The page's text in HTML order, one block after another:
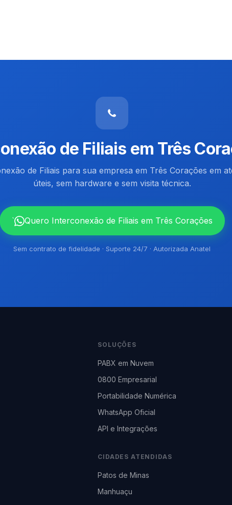
de Filiais em Três
de Filiais para sua empresa em Três Corações em
úteis, sem hardware e sem visita técnica.
` Quero Interconexão de Filiais em Três Corações
Sem contrato de fidelidade · Suporte 24/7 · Autorizada Anatel
SOLUÇÕES
PABX em Nuvem
0800 Empresarial
Portabilidade Numérica
WhatsApp Oficial
API e Integrações
CIDADES ATENDIDAS
Patos de Minas
Manhuaçu